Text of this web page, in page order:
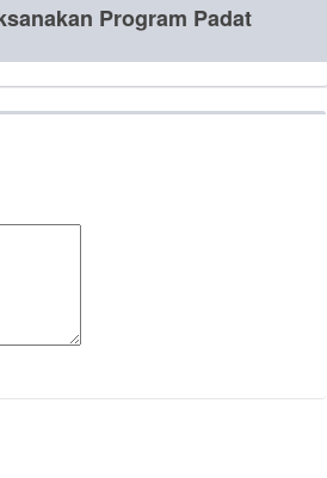
Program Padat